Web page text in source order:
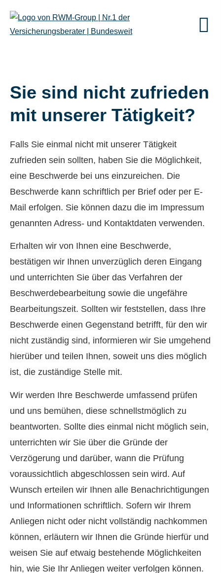
Sie sind nicht zufrieden
mit unserer Tätigkeit?
Falls Sie einmal nicht mit unserer Tätigkeit
zufrieden sein sollten, haben Sie die Möglichkeit,
eine Beschwerde bei uns einzureichen. Die
Beschwerde kann schriftlich per Brief oder per E-
Mail erfolgen. Sie können dazu die im Impressum
genannten Adress- und Kontaktdaten verwenden.
Erhalten wir von Ihnen eine Beschwerde,
bestätigen wir Ihnen unverzüglich deren Eingang
und unterrichten Sie über das Verfahren der
Beschwerdebearbeitung sowie die ungefähre
Bearbeitungszeit. Sollten wir feststellen, dass Ihre
Beschwerde einen Gegenstand betrifft, für den wir
nicht zuständig sind, informieren wir Sie umgehend
hierüber und teilen Ihnen, soweit uns dies möglich
ist, die zuständige Stelle mit.
Wir werden Ihre Beschwerde umfassend prüfen
und uns bemühen, diese schnellstmöglich zu
beantworten. Sollte dies einmal nicht möglich sein,
unterrichten wir Sie über die Gründe der
Verzögerung und darüber, wann die Prüfung
voraussichtlich abgeschlossen sein wird. Auf
Wunsch erteilen wir Ihnen alle Benachrichtigungen
und Informationen schriftlich. Sofern wir Ihrem
Anliegen nicht oder nicht vollständig nachkommen
können, erläutern wir Ihnen die Gründe hierfür und
weisen Sie auf etwaig bestehende Möglichkeiten
hin, wie Sie Ihr Anliegen weiter verfolgen können.